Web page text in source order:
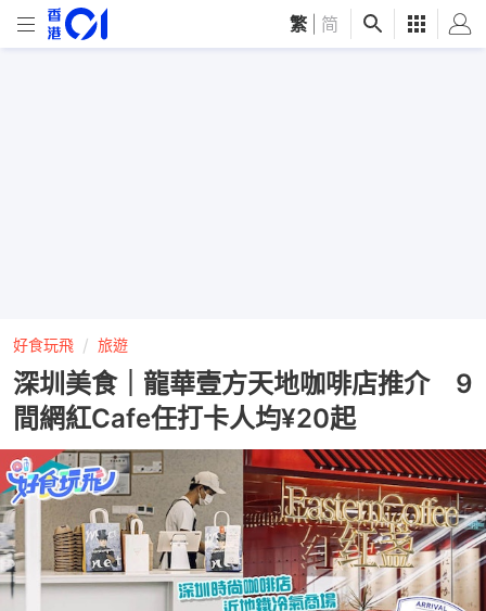
繁 简
好食玩飛 旅遊
深圳美食｜龍華壹方天地咖啡店推介 9
間網紅Cafe任打卡人均¥20起